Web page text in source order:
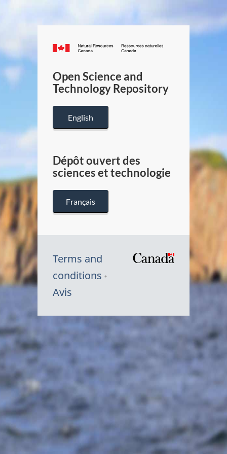
Canada.ca
/
Canada
Open Science and
Technology Repository
English
Dépôt ouvert des
sciences et technologie
Français
Terms and
conditions
Avis
Symbole
Canada